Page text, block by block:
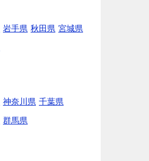
岩手県 秋田県 宮城県
神奈川県 千葉県
群馬県